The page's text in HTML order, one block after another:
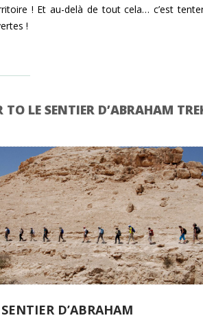
! Et au-delà de tout cela… c’est
!
TO LE SENTIER D’ABRAHAM
D’ABRAHAM